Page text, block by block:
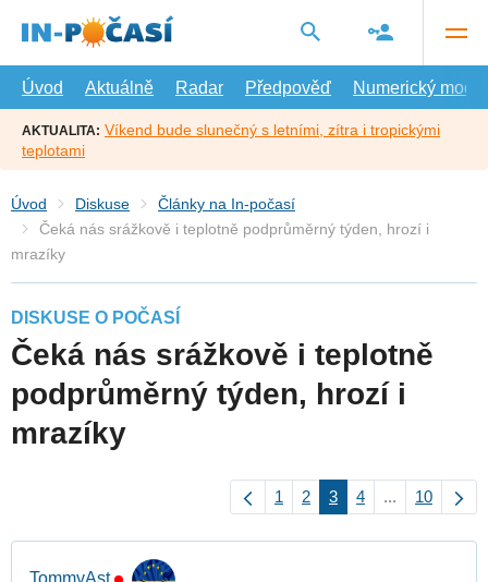
hlavní
Úvod
Aktuálně Radar Předpověď Numerický model
AKTUALITA: Víkend bude slunečný s letními, zítra i tropickými
teplotami
Úvod Diskuse
Články na In-počasí
Čeká nás srážkově i teplotně podprůměrný týden, hrozí i
mrazíky
DISKUSE O POČASÍ
Čeká nás srážkově i teplotně
podprůměrný týden, hrozí i
mrazíky
1 2 3 4 ... 10
TommyAst